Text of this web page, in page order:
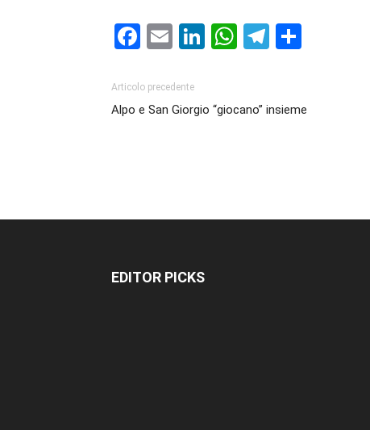
Facebook
EmailLinkedIn
WhatsApp
Telegram
Articolo precedente
Alpo e San Giorgio “giocano” insieme
EDITOR PICKS